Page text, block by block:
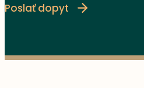
Poslať dopyt